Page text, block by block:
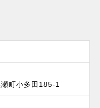
町小多田185-1